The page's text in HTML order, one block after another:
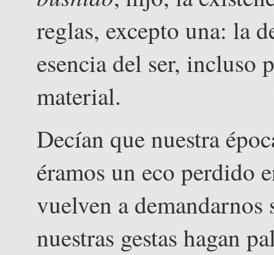
reglas, excepto una: la
esencia del ser, incluso
material.
Decían que nuestra
éramos un eco perdido
vuelven a
nuestras gestas hagan